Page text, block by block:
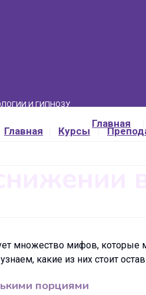
И ГИПНОЗУ
Главная Курсы
Главная
множество мифов,
какие из них стоит
порциями